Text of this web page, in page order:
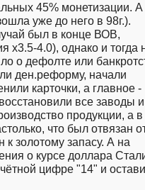
45% монетизации. А
уже до него в 98г.).
был в конце ВОВ,
х3.5-4.0), однако и тогда
о дефолте или
ден.реформу, начали
карточки, а главное -
все заводы и
продукции, а в
что был отвязан
к золотому запасу. А на
о курсе доллара
цифре "14" и